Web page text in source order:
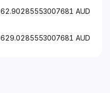
62.90285553007681 AUD
629.0285553007681 AUD